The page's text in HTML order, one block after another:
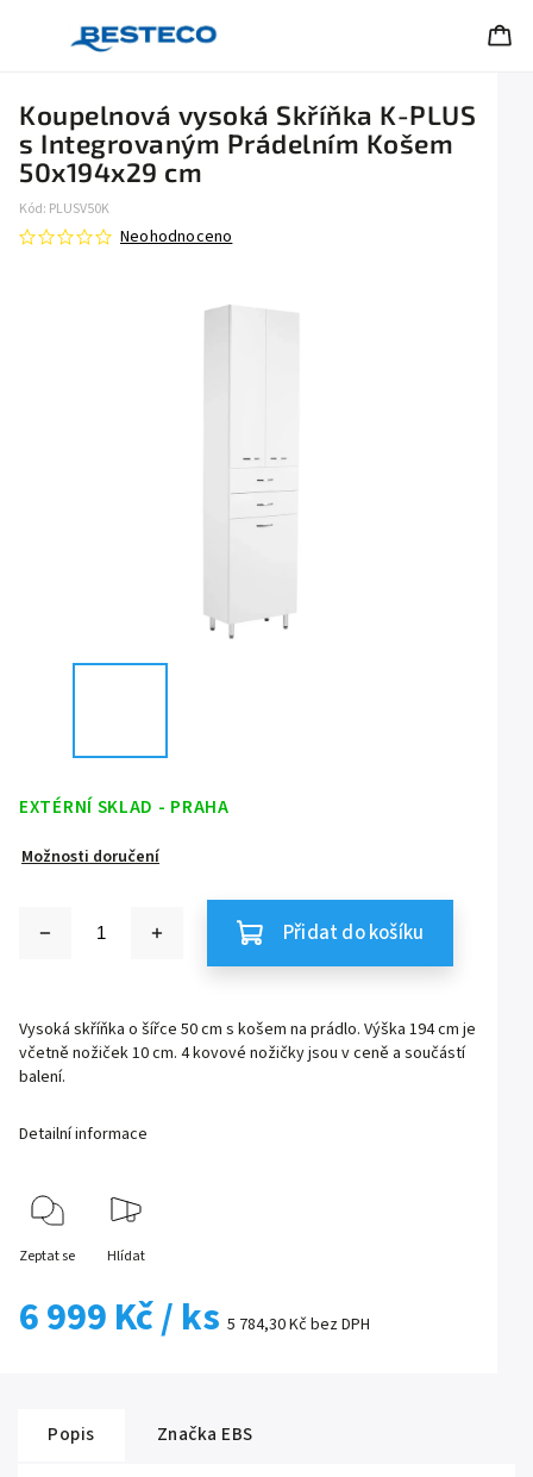
Koupelnová vysoká Skříňka K-PLUS
s Integrovaným Prádelním Košem
50x194x29 cm
Kód: PLUSV50K
Neohodnoceno
6 999 Kč/ ks 5 784,30 Kč bez DPH
EXTÉRNÍ SKLAD - PRAHA
Možnosti doručení
Přidat do košíku
Vysoká skříňka o šířce 50 cm s košem na prádlo. Výška 194 cm je
včetně nožiček 10 cm. 4 kovové nožičky jsou v ceně a součástí
balení.
Detailní informace
Zeptat se Hlídat
Popis Značka EBS